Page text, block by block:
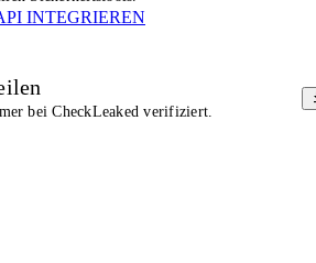
INTEGRIEREN
bei CheckLeaked verifiziert.